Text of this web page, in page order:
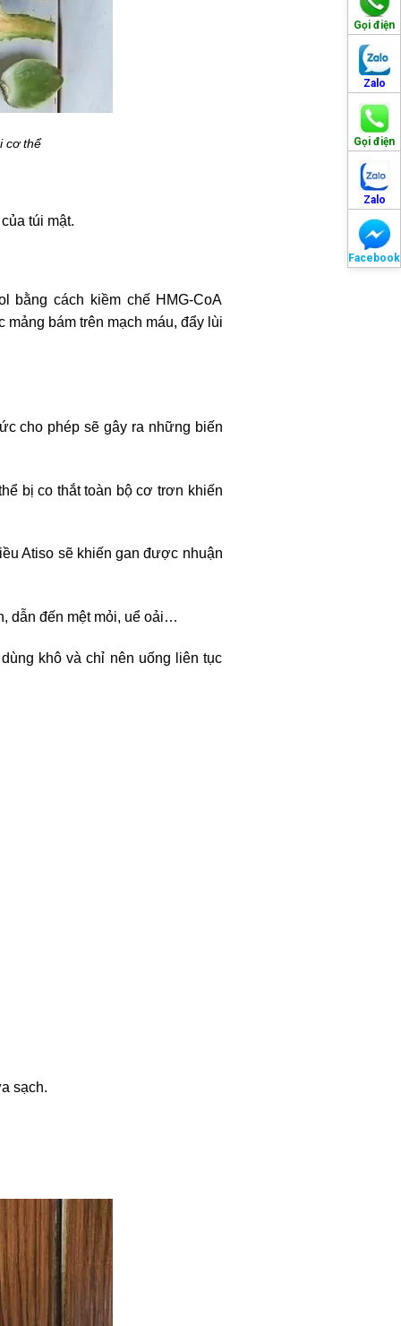
Gọi điện
Zalo
Gọi điện
Zalo
Facebook
cơ thể
túi mật.
bằng cách kiềm chế HMG-CoA
bám trên mạch máu, đẩy lùi
cho phép sẽ gây ra những biến
bị co thắt toàn bộ cơ trơn khiến
Atiso sẽ khiến gan được nhuận
dẫn đến mệt mỏi, uể oải…
khô và chỉ nên uống liên tục
sạch.